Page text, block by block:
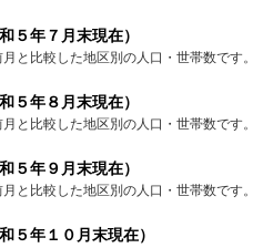
５年７月末現在）
と比較した地区別の人口・世帯数です。
５年８月末現在）
と比較した地区別の人口・世帯数です。
５年９月末現在）
と比較した地区別の人口・世帯数です。
５年１０月末現在）